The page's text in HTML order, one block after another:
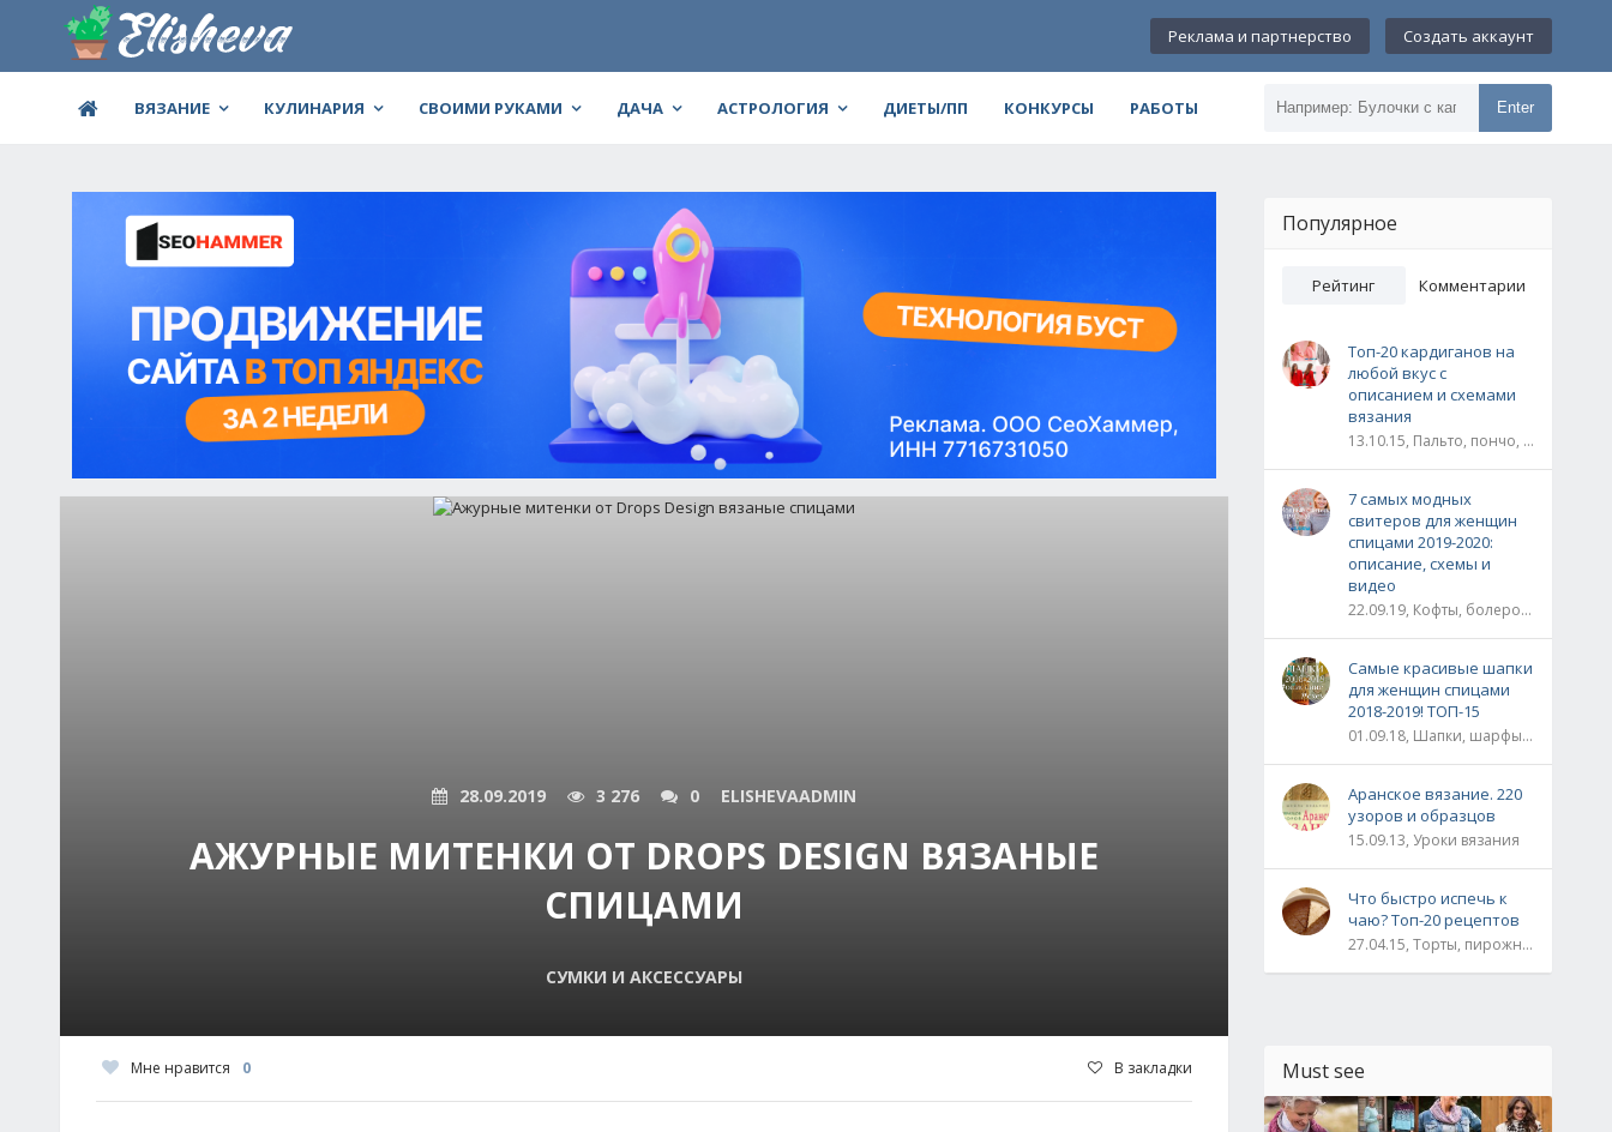
Реклама и партнерство Создать аккаунт
ВЯЗАНИЕ КУЛИНАРИЯ СВОИМИ РУКАМИ ДАЧА АСТРОЛОГИЯ ДИЕТЫ/ПП КОНКУРСЫ РАБОТЫ Enter
28.09.2019 3 276 0 ELISHEVAADMIN
АЖУРНЫЕ МИТЕНКИ ОТ DROPS DESIGN ВЯЗАНЫЕ
СПИЦАМИ
СУМКИ И АКСЕССУАРЫ
Мне нравится 0 В закладки
Популярное
Рейтинг Комментарии
Топ-20 кардиганов на
любой вкус с
описанием и схемами
вязания
13.10.15, Пальто, пончо, кардиганы
7 самых модных
свитеров для женщин
спицами 2019-2020:
описание, схемы и
видео
22.09.19, Кофты, болеро, жакеты, жилеты, пуловеры и свитера
Самые красивые шапки
для женщин спицами
2018-2019! ТОП-15
01.09.18, Шапки, шарфы, шали, снуды и палантины
Аранское вязание. 220
узоров и образцов
15.09.13, Уроки вязания
Что быстро испечь к
чаю? Топ-20 рецептов
27.04.15, Торты, пирожные, рулеты / Булки, пироги / Печенье, кексы, маффины / На скорую руку
Must see